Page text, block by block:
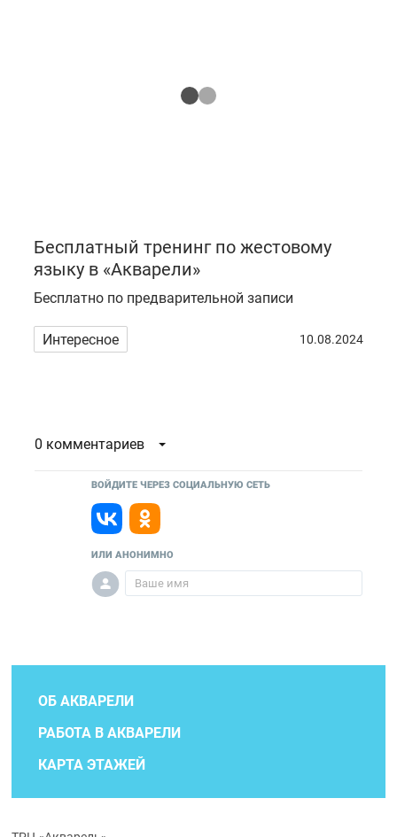
Бесплатный тренинг по жестовому
языку в «Акварели»
Бесплатно по предварительной записи
Интересное 10.08.2024
0 комментариев
ВОЙДИТЕ ЧЕРЕЗ СОЦИАЛЬНУЮ СЕТЬ
ИЛИ АНОНИМНО
ОБ АКВАРЕЛИ
РАБОТА В АКВАРЕЛИ
КАРТА ЭТАЖЕЙ